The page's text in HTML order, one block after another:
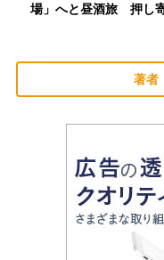
場」へと昼酒旅 押し
著者